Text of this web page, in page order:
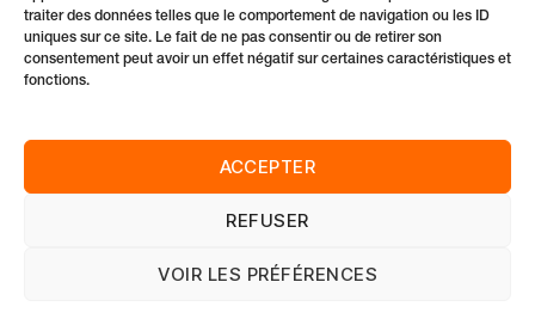
traiter des données telles que le comportement de navigation ou les ID
uniques sur ce site. Le fait de ne pas consentir ou de retirer son
consentement peut avoir un effet négatif sur certaines caractéristiques et
fonctions.
ACCEPTER
REFUSER
VOIR LES PRÉFÉRENCES
Innover Durablement des Solutions pour Bâtir